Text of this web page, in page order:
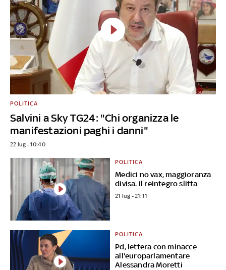
Salvini a Sky TG24: "Chi organizza le
manifestazioni paghi i danni"
POLITICA
22 lug - 10:40
Medici no vax, maggioranza
divisa. Il reintegro slitta
POLITICA
21 lug - 21:11
Pd, lettera con minacce
all'europarlamentare
Alessandra Moretti
POLITICA